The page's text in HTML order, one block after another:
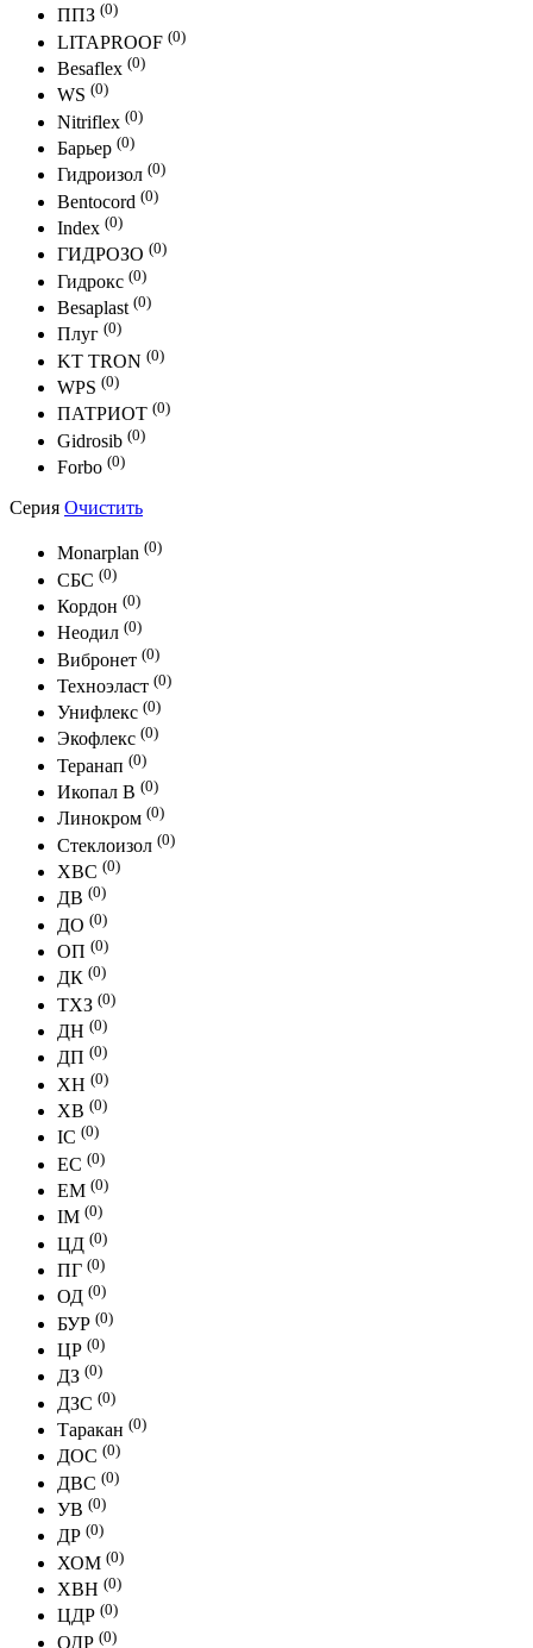
ППЗ (0)
LITAPROOF (0)
Besaflex (0)
WS (0)
Nitriflex (0)
Барьер (0)
Гидроизол (0)
Bentocord (0)
Index (0)
ГИДРОЗО (0)
Гидрокс (0)
Besaplast (0)
Плуг (0)
KT TRON (0)
WPS (0)
ПАТРИОТ (0)
Gidrosib (0)
Forbo (0)
Серия Очистить
Monarplan (0)
СБС (0)
Кордон (0)
Неодил (0)
Вибронет (0)
Техноэласт (0)
Унифлекс (0)
Экофлекс (0)
Теранап (0)
Икопал В (0)
Линокром (0)
Стеклоизол (0)
ХВС (0)
ДВ (0)
ДО (0)
ОП (0)
ДК (0)
ТХЗ (0)
ДН (0)
ДП (0)
ХН (0)
ХВ (0)
IC (0)
EC (0)
EM (0)
IM (0)
ЦД (0)
ПГ (0)
ОД (0)
БУР (0)
ЦР (0)
ДЗ (0)
ДЗС (0)
Таракан (0)
ДОС (0)
ДВС (0)
УВ (0)
ДР (0)
ХОМ (0)
ХВН (0)
ЦДР (0)
ОДР (0)